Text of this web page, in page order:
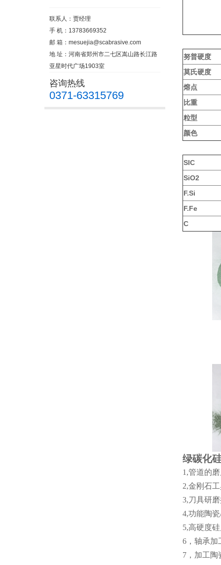
联系人：贾经理
手 机：13783669352
邮 箱： mesuejia@scabrasive.com
地 址：河南省郑州市二七区嵩山路长江路
亚星时代广场1903室
咨询热线
0371-63315769
努普硬度
莫氏硬度
熔点
比重
粒型
颜色
SIC
SiO2
F.Si
F.Fe
C
绿碳化
1,管道的
2,金刚石
3,刀具研
4,功能陶
5,高硬度
6，轴承加
7，加工陶